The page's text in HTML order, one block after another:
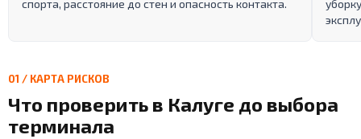
спорта, расстояние до стен и опасность контакта.
01 / КАРТА РИСКОВ
Что проверить в Калуге до выбора
терминала